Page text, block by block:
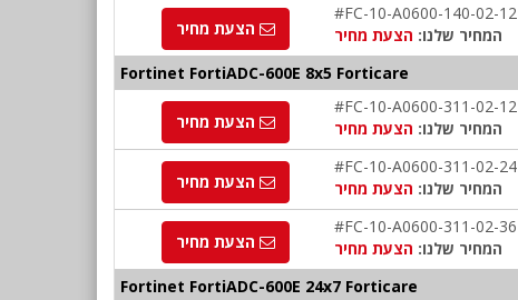
#FC-10-A0600-140-02-12
המחיר שלנו: הצעת מחיר הצעת מחיר
Fortinet FortiADC-600E 8x5 Forticare
#FC-10-A0600-311-02-12
המחיר שלנו: הצעת מחיר הצעת מחיר
#FC-10-A0600-311-02-24
המחיר שלנו: הצעת מחיר הצעת מחיר
#FC-10-A0600-311-02-36
המחיר שלנו: הצעת מחיר הצעת מחיר
Fortinet FortiADC-600E 24x7 Forticare